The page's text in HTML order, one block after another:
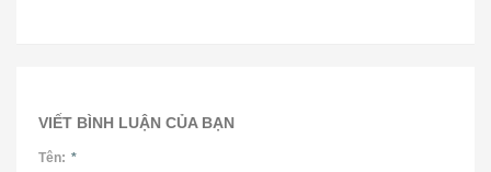
VIẾT BÌNH LUẬN CỦA BẠN
Tên: *